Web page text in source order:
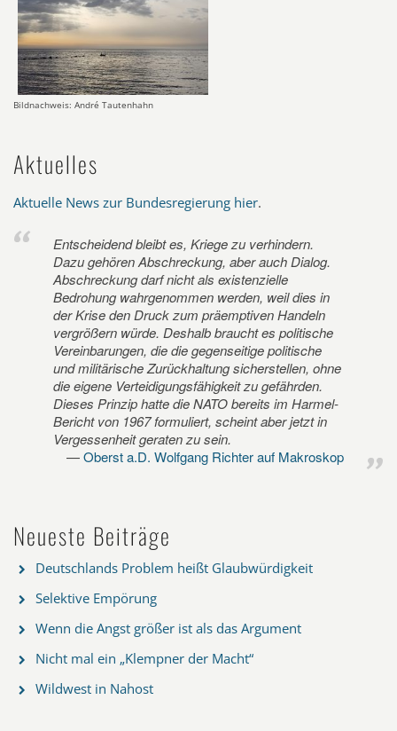
Bildnachweis: André Tautenhahn
Aktuelles
Aktuelle News zur Bundesregierung hier.
Entscheidend bleibt es, Kriege zu verhindern.
Dazu gehören Abschreckung, aber auch Dialog.
Abschreckung darf nicht als existenzielle
Bedrohung wahrgenommen werden, weil dies in
der Krise den Druck zum präemptiven Handeln
vergrößern würde. Deshalb braucht es politische
Vereinbarungen, die die gegenseitige politische
und militärische Zurückhaltung sicherstellen, ohne
die eigene Verteidigungsfähigkeit zu gefährden.
Dieses Prinzip hatte die NATO bereits im Harmel-
Bericht von 1967 formuliert, scheint aber jetzt in
Vergessenheit geraten zu sein.
Oberst a.D. Wolfgang Richter auf Makroskop
Neueste Beiträge
Deutschlands Problem heißt Glaubwürdigkeit
Selektive Empörung
Wenn die Angst größer ist als das Argument
Nicht mal ein „Klempner der Macht“
Wildwest in Nahost